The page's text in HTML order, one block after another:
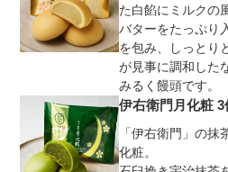
た白餡にミルクの
バターをたっぷり
を包み、しっとり
が見事に調和した
みるく饅頭です。
伊右衛門月化粧 3
「伊右衛門」の抹
化粧。